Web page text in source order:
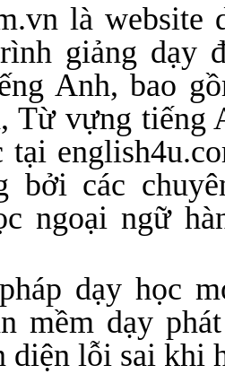
là
giảng dạy
Anh, bao
Từ vựng tiếng
tại
bởi các
ngoại ngữ
dạy học
mềm dạy
diện lỗi sai khi